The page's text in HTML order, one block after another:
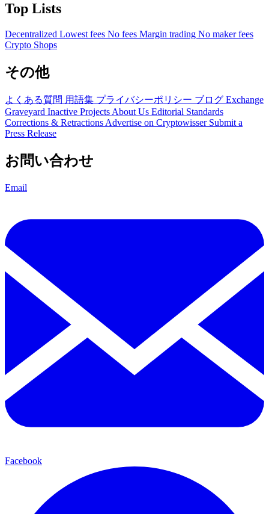
Top Lists
Decentralized Lowest fees No fees Margin trading No maker fees
Crypto Shops
その他
よくある質問 用語集 プライバシーポリシー ブログ Exchange
Graveyard Inactive Projects About Us Editorial Standards
Corrections & Retractions Advertise on Cryptowisser Submit a
Press Release
お問い合わせ
Email
Facebook